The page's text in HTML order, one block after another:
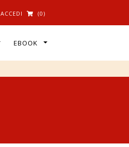
ACCEDI (0)
EBOOK